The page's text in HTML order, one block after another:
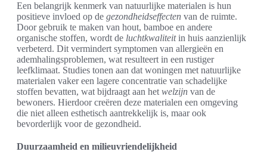
Een belangrijk kenmerk van natuurlijke materialen is hun
positieve invloed op de gezondheidseffecten van de ruimte.
Door gebruik te maken van hout, bamboe en andere
organische stoffen, wordt de luchtkwaliteitin huis aanzienlijk
verbeterd. Dit vermindert symptomen van allergieën en
ademhalingsproblemen, wat resulteert in een rustiger
leefklimaat. Studies tonen aan dat woningen met natuurlijke
materialen vaker een lagere concentratie van schadelijke
stoffen bevatten, wat bijdraagt aan het welzijn van de
bewoners. Hierdoor creëren deze materialen een omgeving
die niet alleen esthetisch aantrekkelijk is, maar ook
bevorderlijk voor de gezondheid.
Duurzaamheid en milieuvriendelijkheid